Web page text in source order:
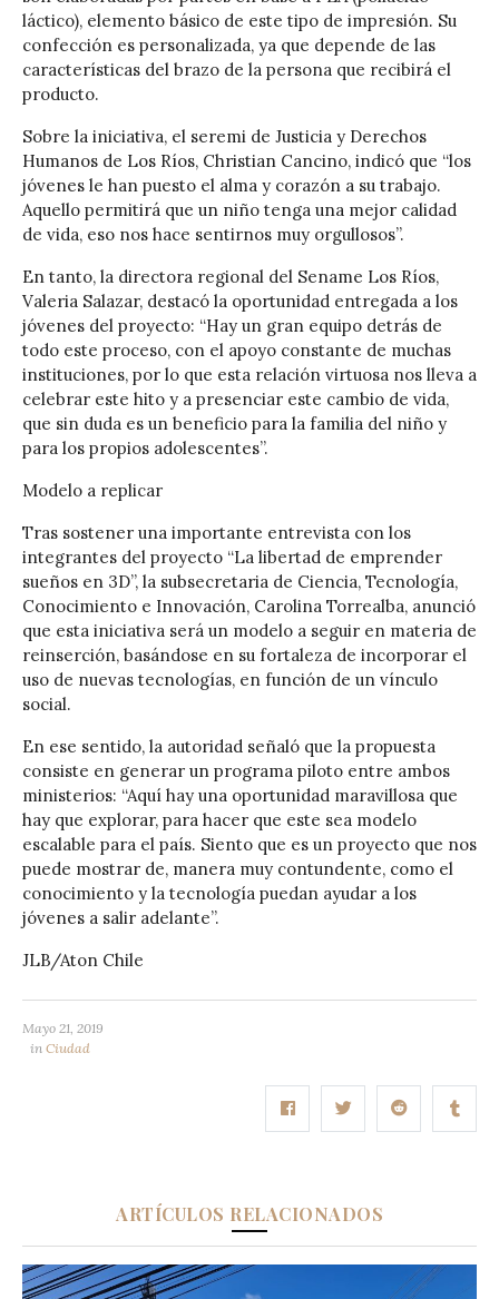
láctico), elemento básico de este tipo de impresión. Su
confección es personalizada, ya que depende de las
características del brazo de la persona que recibirá el
producto.
Sobre la iniciativa, el seremi de Justicia y Derechos
Humanos de Los Ríos, Christian Cancino, indicó que “los
jóvenes le han puesto el alma y corazón a su trabajo.
Aquello permitirá que un niño tenga una mejor calidad
de vida, eso nos hace sentirnos muy orgullosos”.
En tanto, la directora regional del Sename Los Ríos,
Valeria Salazar, destacó la oportunidad entregada a los
jóvenes del proyecto: “Hay un gran equipo detrás de
todo este proceso, con el apoyo constante de muchas
instituciones, por lo que esta relación virtuosa nos lleva a
celebrar este hito y a presenciar este cambio de vida,
que sin duda es un beneficio para la familia del niño y
para los propios adolescentes”.
Modelo a replicar
Tras sostener una importante entrevista con los
integrantes del proyecto “La libertad de emprender
sueños en 3D”, la subsecretaria de Ciencia, Tecnología,
Conocimiento e Innovación, Carolina Torrealba, anunció
que esta iniciativa será un modelo a seguir en materia de
reinserción, basándose en su fortaleza de incorporar el
uso de nuevas tecnologías, en función de un vínculo
social.
En ese sentido, la autoridad señaló que la propuesta
consiste en generar un programa piloto entre ambos
ministerios: “Aquí hay una oportunidad maravillosa que
hay que explorar, para hacer que este sea modelo
escalable para el país. Siento que es un proyecto que nos
puede mostrar de, manera muy contundente, como el
conocimiento y la tecnología puedan ayudar a los
jóvenes a salir adelante”.
JLB/Aton Chile
Mayo 21, 2019
in Ciudad
ARTÍCULOS RELACIONADOS